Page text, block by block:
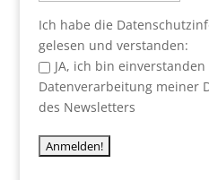
Ich habe die
gelesen und verstanden:
JA, ich bin
Datenverarbeitung meiner
des Newsletters